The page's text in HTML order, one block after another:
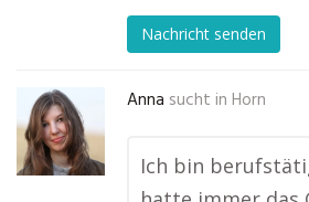
Nachricht senden
Anna sucht in Horn
Ich bin